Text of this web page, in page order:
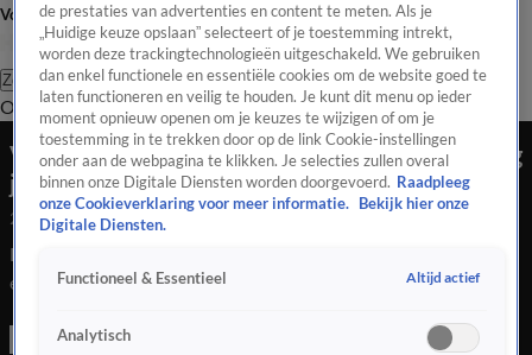
Volg Hart van Nederland
Zoeken
OverzichtRegioUitzendingenWeerTip de redactiePanelVideo's
VIDEO: Spaanse politie bevrijdt ontvoerd 8-jarig
jongetje uit Eindhoven
25 juli 2020, 02:40
De Spaanse politie heeft beelden vrijgegeven van een inval in
een woning in Barcelona, waarbij een 8-jarig Nederlands
zijn vader ontvoerd in Eindhoven.
de prestaties van advertenties en content te meten. Als je
„Huidige keuze opslaan” selecteert of je toestemming intrekt,
worden deze trackingtechnologieën uitgeschakeld. We gebruiken
dan enkel functionele en essentiële cookies om de website goed te
laten functioneren en veilig te houden. Je kunt dit menu op ieder
moment opnieuw openen om je keuzes te wijzigen of om je
toestemming in te trekken door op de link Cookie-instellingen
onder aan de webpagina te klikken. Je selecties zullen overal
binnen onze Digitale Diensten worden doorgevoerd. Raadpleeg
onze Cookieverklaring voor meer informatie.
Bekijk hier onze
Digitale Diensten.
Functioneel & Essentieel Altijd actief
Analytisch